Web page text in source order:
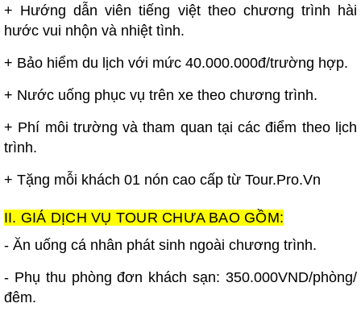
+ Hướng dẫn viên tiếng việt theo chương trình hài
hước vui nhộn và nhiệt tình.
+ Bảo hiểm du lịch với mức 40.000.000đ/trường hợp.
+ Nước uống phục vụ trên xe theo chương trình.
+ Phí môi trường và tham quan tại các điểm theo lịch
trình.
+ Tặng mỗi khách 01 nón cao cấp từ Tour.Pro.Vn
II. GIÁ DỊCH VỤ TOUR CHƯA BAO GỒM:
- Ăn uống cá nhân phát sinh ngoài chương trình.
- Phụ thu phòng đơn khách sạn: 350.000VND/phòng/
đêm.